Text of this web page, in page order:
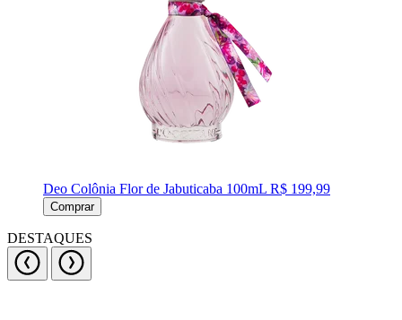
Deo Colônia Flor de Jabuticaba 100mL R$ 199,99
Comprar
DESTAQUES